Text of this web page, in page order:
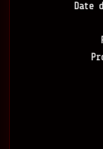
Date